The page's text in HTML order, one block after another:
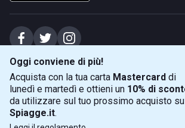
Oggi conviene di più!
Acquista con la tua carta Mastercard di
lunedì e martedì e ottieni un 10% di
da utilizzare sul tuo prossimo acquisto su
Spiagge.it.
Spiagge Srl - Sede legale: Via Marecchiese 48,
capitale sociale Euro 31245,57 - Iscritta al registro
Sede operativa: Via Flaminia 180, 47924 Rimini (RN),
info@spiagge.it - p.i./c.f. 04536640404
© 2026 Spiagge Srl. Tutti i diritti riservati.